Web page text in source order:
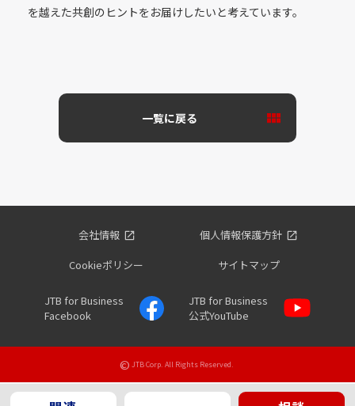
を越えた共創のヒントをお届けしたいと考えています。
一覧に戻る
会社情報
個人情報保護方針
Cookieポリシー
サイトマップ
JTB for Business
Facebook
JTB for Business
公式YouTube
© JTB Corp. All Rights Reserved.